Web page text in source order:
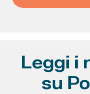
Leggi i
su